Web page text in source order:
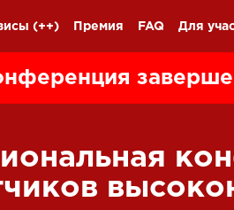
(++) Премия FAQ Для